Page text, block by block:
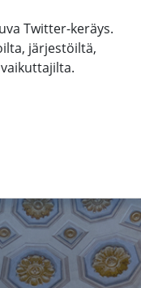
Twitter-keräys.
järjestöiltä,